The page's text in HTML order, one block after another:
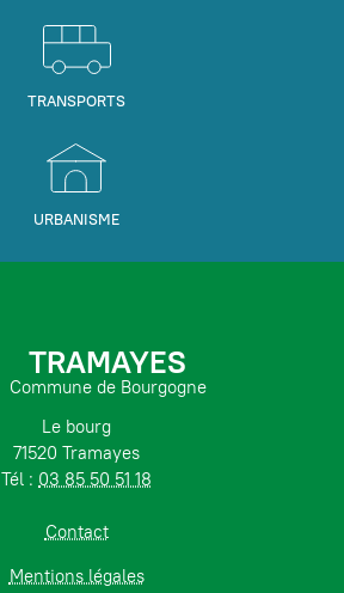
TRANSPORTS
URBANISME
TRAMAYES
Commune de Bourgogne
Le bourg
71520 Tramayes
Tél : 03 85 50 51 18
Contact
Mentions légales